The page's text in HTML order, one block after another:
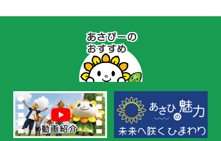
の
お
す
め